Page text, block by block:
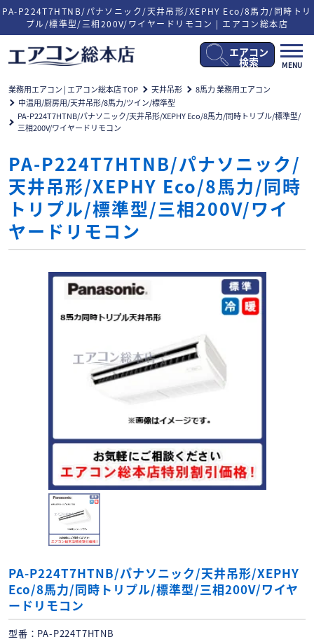
PA-P224T7HTNB/パナソニック/天井吊形/XEPHY Eco/8馬力/同時トリ
プル/標準型/三相200V/ワイヤードリモコン | エアコン総本店
メ
ニ
開
閉
MENU
エアコン
検索
業務用エアコン | エアコン総本店 TOP 天井吊形
8馬力 業務用エアコン
中温用/厨房用/天井吊形/8馬力/ツイン/標準型
PA-P224T7HTNB/パナソニック/天井吊形/XEPHY Eco/8馬力/同時トリプル/標準型/
三相200V/ワイヤードリモコン
PA-P224T7HTNB/パナソニック/
天井吊形/XEPHY Eco/8馬力/同時
トリプル/標準型/三相200V/ワイ
ヤードリモコン
PA-P224T7HTNB/パナソニック/天井吊形/XEPHY
Eco/8馬力/同時トリプル/標準型/三相200V/ワイヤ
ードリモコン
型番 PA-P224T7HTNB